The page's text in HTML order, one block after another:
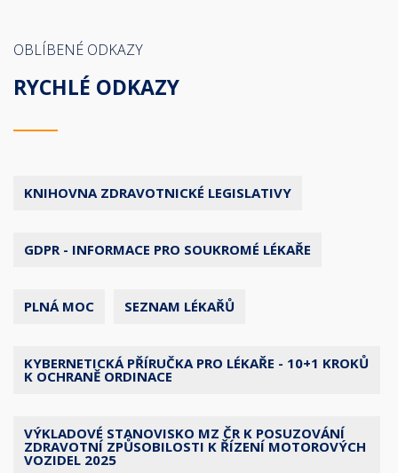
OBLÍBENÉ ODKAZY
RYCHLÉ ODKAZY
KNIHOVNA ZDRAVOTNICKÉ LEGISLATIVY
GDPR - INFORMACE PRO SOUKROMÉ LÉKAŘE
PLNÁ MOC SEZNAM LÉKAŘŮ
KYBERNETICKÁ PŘÍRUČKA PRO LÉKAŘE - 10+1 KROKŮ
K OCHRANĚ ORDINACE
VÝKLADOVÉ STANOVISKO MZ ČR K POSUZOVÁNÍ
ZDRAVOTNÍ ZPŮSOBILOSTI K ŘÍZENÍ MOTOROVÝCH
VOZIDEL 2025